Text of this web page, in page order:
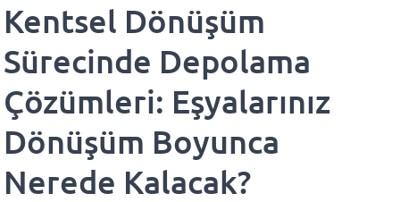
Kentsel Dönüşüm
Sürecinde Depolama
Çözümleri: Eşyalarınız
Dönüşüm Boyunca
Nerede Kalacak?